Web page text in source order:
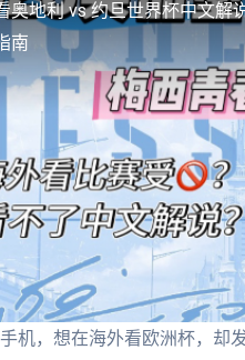
奥地利 vs 约旦世界杯中文解
南
机，想在海外看欧洲杯，却